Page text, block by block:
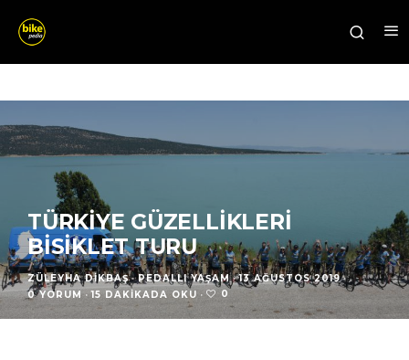
TÜRKIYE GÜZELLIKLERI
BISIKLET TURU
ZÜLEYHA DIKBAŞ · PEDALLI YAŞAM · 13 AĞUSTOS 2019 ·
0 YORUM · 15 DAKIKADA OKU · 0